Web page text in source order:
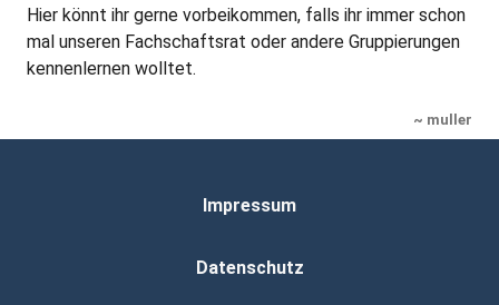
Hier könnt ihr gerne vorbeikommen, falls ihr immer schon
mal unseren Fachschaftsrat oder andere Gruppierungen
kennenlernen wolltet.
~ muller
Impressum
Datenschutz